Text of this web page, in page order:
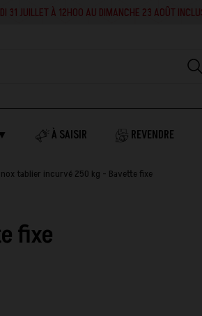
JUILLET À 12H00 AU DIMANCHE 23 AOÛT INCLUS.
À SAISIR REVENDRE
tablier incurvé 250 kg - Bavette fixe
fixe